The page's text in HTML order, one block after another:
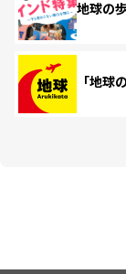
地球の
「地球